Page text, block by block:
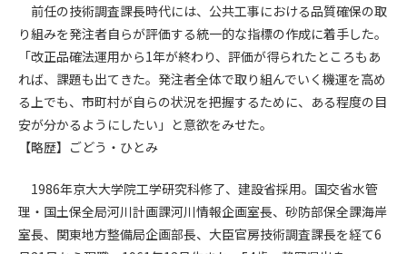
前任の技術調査課長時代には、公共工事における品質確保の取
り組みを発注者自らが評価する統一的な指標の作成に着手した。
「改正品確法運用から1年が終わり、評価が得られたところもあ
れば、課題も出てきた。発注者全体で取り組んでいく機運を高め
る上でも、市町村が自らの状況を把握するために、ある程度の目
安が分かるようにしたい」と意欲をみせた。
【略歴】ごどう・ひとみ
1986年京大大学院工学研究科修了、建設省採用。国交省水管
理・国土保全局河川計画課河川情報企画室長、砂防部保全課海岸
室長、関東地方整備局企画部長、大臣官房技術調査課長を経て6
第5条（IDおよびパスワードの管理）
1. 会員は申込の際に管理者が発行したIDおよびパスワードの使
用および管理について責任を負うものとします。
2. 会員は、自己のIDおよびパスワードを、貸与、譲渡、売買、
その他形態を問わず、第三者に利用させることはできませ
ん。
3. 会員は、IDおよびパスワードの管理不十分、使用上の過誤、
を負うものとし、管理者は一切責任を負いません。
第6条（会員の禁止事項）